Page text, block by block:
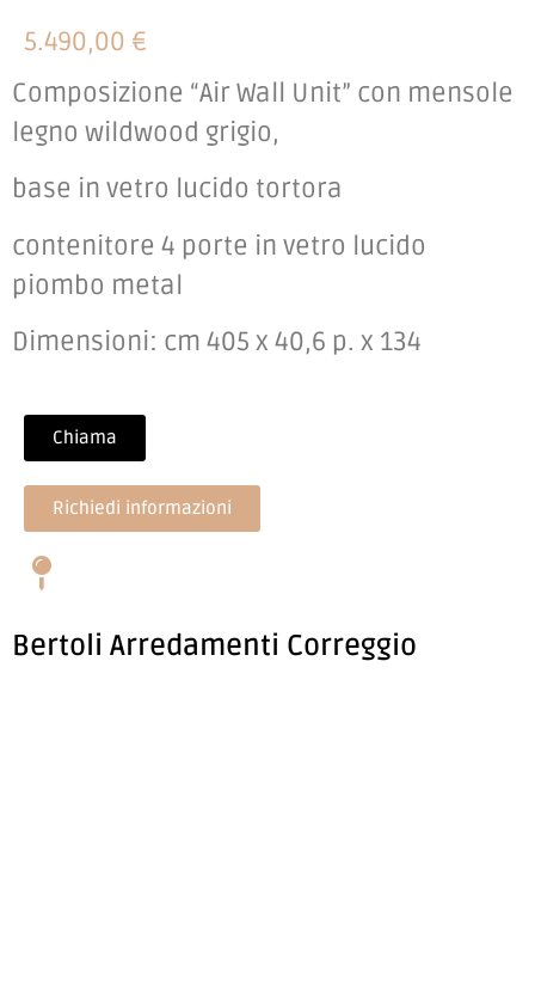
5.490,00 €
Composizione “Air Wall Unit” con mensole
legno wildwood grigio,
base in vetro lucido tortora
contenitore 4 porte in vetro lucido
piombo metal
Dimensioni: cm 405 x 40,6 p. x 134
Chiama
Richiedi informazioni
Bertoli Arredamenti Correggio